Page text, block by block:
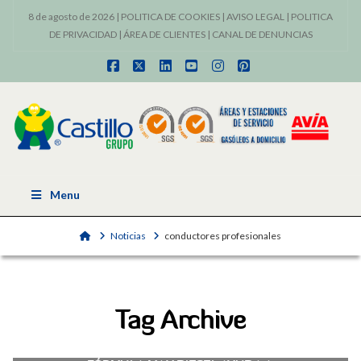
8 de agosto de 2026 | POLITICA DE COOKIES | AVISO LEGAL | POLITICA
DE PRIVACIDAD| ÁREA DE CLIENTES| CANAL DE DENUNCIAS
Facebook
X LinkedInYouTubeInstagram
Pinterest
Menu
HomeNoticias conductores profesionales
Tag Archive